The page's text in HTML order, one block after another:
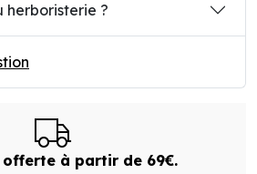
?
à partir de 69€.